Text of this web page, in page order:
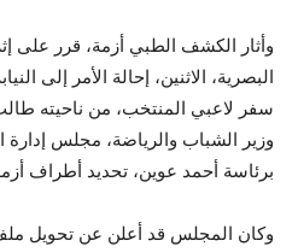
وأثار الكشف الطبي أزمة، قرر على
البصرية، الاثنين، إحالة الأمر إلى
سفر لاعبي المنتخب، من ناحيته
وزير الشباب والرياضة، مجلس إدارة
برئاسة أحمد عوين، تحديد أطراف
وكان المجلس قد أعلن عن تحويل